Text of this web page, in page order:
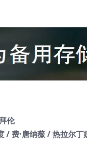
伦
/ 费·唐纳薇 / 热拉尔